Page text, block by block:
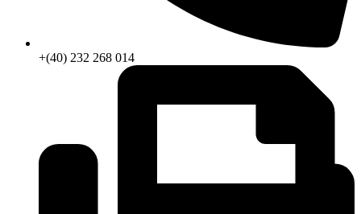
+(40) 232 268 014